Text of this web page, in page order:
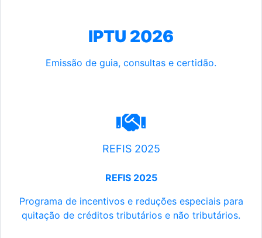
IPTU 2026
Emissão de guia, consultas e certidão.
REFIS 2025
REFIS 2025
Programa de incentivos e reduções especiais para
quitação de créditos tributários e não tributários.